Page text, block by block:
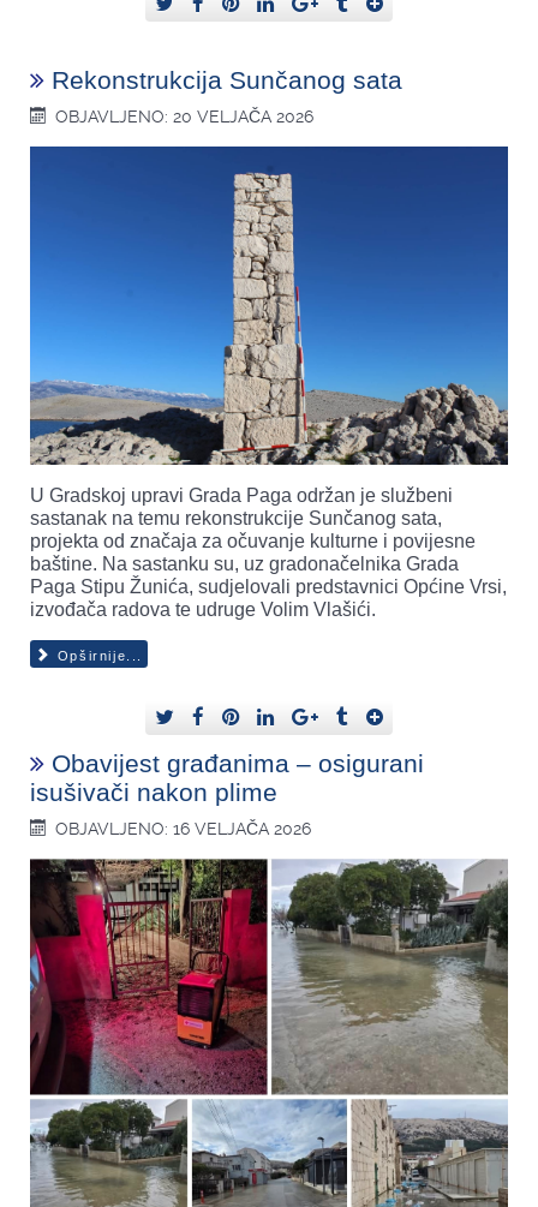
Rekonstrukcija Sunčanog sata
OBJAVLJENO: 20 VELJAČA 2026
U Gradskoj upravi Grada Paga održan je službeni
sastanak na temu rekonstrukcije Sunčanog sata,
projekta od značaja za očuvanje kulturne i povijesne
baštine. Na sastanku su, uz gradonačelnika Grada
Paga Stipu Žunića, sudjelovali predstavnici Općine Vrsi,
izvođača radova te udruge Volim Vlašići.
Opširnije...
Obavijest građanima – osigurani
isušivači nakon plime
OBJAVLJENO: 16 VELJAČA 2026